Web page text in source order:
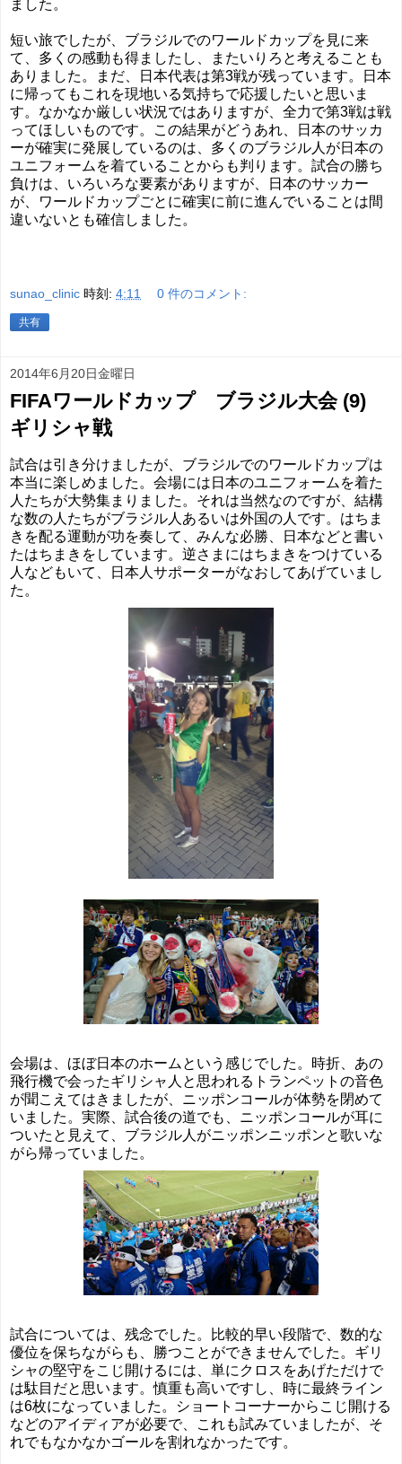
ました。
短い旅でしたが、ブラジルでのワールドカップを見に来
て、多くの感動も得ましたし、またいりろと考えることも
ありました。まだ、日本代表は第3戦が残っています。日本
に帰ってもこれを現地いる気持ちで応援したいと思いま
す。なかなか厳しい状況ではありますが、全力で第3戦は戦
ってほしいものです。この結果がどうあれ、日本のサッカ
ーが確実に発展しているのは、多くのブラジル人が日本の
ユニフォームを着ていることからも判ります。試合の勝ち
負けは、いろいろな要素がありますが、日本のサッカー
が、ワールドカップごとに確実に前に進んでいることは間
違いないとも確信しました。
sunao_clinic 時刻: 4:11 0 件のコメント:
共有
2014年6月20日金曜日
FIFAワールドカップ ブラジル大会 (9)
ギリシャ戦
試合は引き分けましたが、ブラジルでのワールドカップは
本当に楽しめました。会場には日本のユニフォームを着た
人たちが大勢集まりました。それは当然なのですが、結構
な数の人たちがブラジル人あるいは外国の人です。はちま
きを配る運動が功を奏して、みんな必勝、日本などと書い
たはちまきをしています。逆さまにはちまきをつけている
人などもいて、日本人サポーターがなおしてあげていまし
た。
会場は、ほぼ日本のホームという感じでした。時折、あの
飛行機で会ったギリシャ人と思われるトランペットの音色
が聞こえてはきましたが、ニッポンコールが体勢を閉めて
いました。実際、試合後の道でも、ニッポンコールが耳に
ついたと見えて、ブラジル人がニッポンニッポンと歌いな
がら帰っていました。
試合については、残念でした。比較的早い段階で、数的な
優位を保ちながらも、勝つことができませんでした。ギリ
シャの堅守をこじ開けるには、単にクロスをあげただけで
は駄目だと思います。慎重も高いですし、時に最終ライン
は6枚になっていました。ショートコーナーからこじ開ける
などのアイディアが必要で、これも試みていましたが、そ
れでもなかなかゴールを割れなかったです。